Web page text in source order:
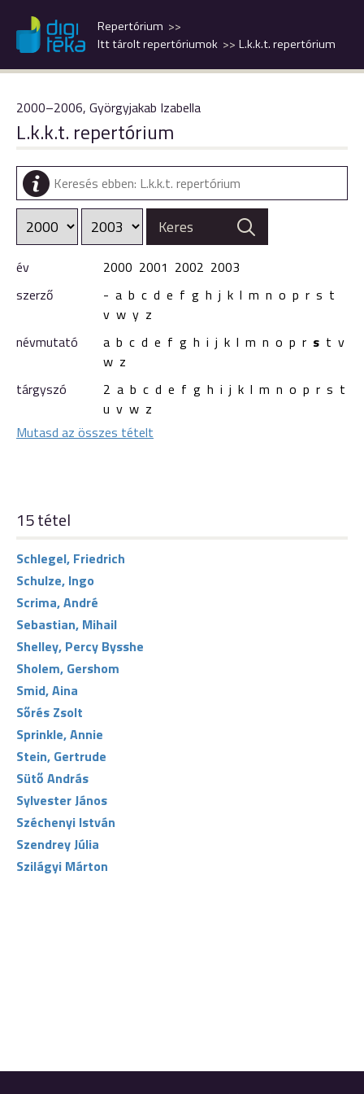
L.k.k.t. repertórium
Itt tárolt repertóriumok
Repertórium
2000–2006, Györgyjakab Izabella
L.k.k.t. repertórium
év 2000 2001 2002 2003
szerző
- a b c d e f g h j k l m n o p r s t
v w y z
névmutató
a b c d e f g h i j k l m n o p r s t v
w z
tárgyszó
2 a b c d e f g h i j k l m n o p r s t
u v w z
Mutasd az összes tételt
15 tétel
Schlegel, Friedrich
Schulze, Ingo
Scrima, André
Sebastian, Mihail
Shelley, Percy Bysshe
Sholem, Gershom
Smid, Aina
Sőrés Zsolt
Sprinkle, Annie
Stein, Gertrude
Sütő András
Sylvester János
Széchenyi István
Szendrey Júlia
Szilágyi Márton